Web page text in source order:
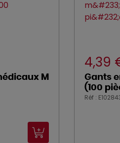
M
4,39
Gants
(100
Réf :